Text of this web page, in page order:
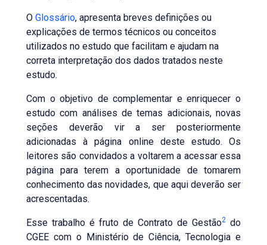
O Glossário, apresenta breves definições ou
explicações de termos técnicos ou conceitos
utilizados no estudo que facilitam e ajudam na
correta interpretação dos dados tratados neste
estudo.
Com o objetivo de complementar e enriquecer o
estudo com análises de temas adicionais, novas
seções deverão vir a ser posteriormente
adicionadas à página online deste estudo. Os
leitores são convidados a voltarem a acessar essa
página para terem a oportunidade de tomarem
conhecimento das novidades, que aqui deverão ser
acrescentadas.
Esse trabalho é fruto de Contrato de Gestão2 do
CGEE com o Ministério de Ciência, Tecnologia e